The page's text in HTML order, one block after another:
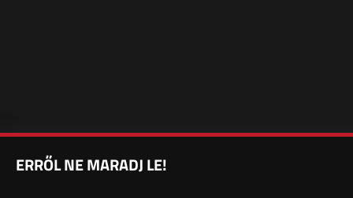
ERRŐL NE MARADJ LE!